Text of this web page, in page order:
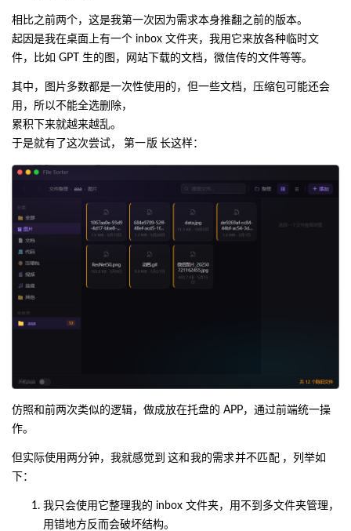
相比之前两个，这是我第一次因为需求本身推翻之前的版本。
起因是我在桌面上有一个 inbox 文件夹，我用它来放各种临时文
件，比如 GPT 生的图，网站下载的文档，微信传的文件等等。
其中，图片多数都是一次性使用的，但一些文档，压缩包可能还会
用，所以不能全选删除，
累积下来就越来越乱。
于是就有了这次尝试，
第一版 长这样：
仿照和前两次类似的逻辑，做成放在托盘的 APP，通过前端统一操
作。
但实际使用两分钟，我就感觉到 这和我的需求并不匹配 ，列举如
下：
我只会使用它整理我的 inbox 文件夹，用不到多文件夹管理，
用错地方反而会破坏结构。